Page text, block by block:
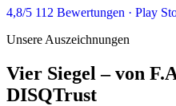
4,8/5 112 Bewertungen · Play
Unsere Auszeichnungen
Vier Siegel – von
DISQTrust